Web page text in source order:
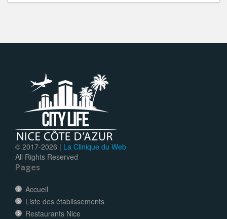
© 2017-2026 | La Clinique du Web
All Rights Reserved
Pages
Accueil
Liste des établissements
Restaurants Nice